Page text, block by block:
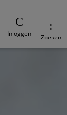
Inloggen Zoeken